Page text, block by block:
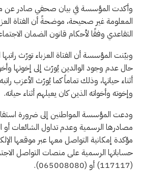
وأكدت المؤسسة في بيان صحفي صادر عن
المعلومة غير صحيحة، موضحةً أن الفتاة
التقاعدي وفقًا لأحكام قانون الضمان
وبيّنت المؤسسة أن الفتاة العزباء تورّث راتبها
حال عدم وجود الوالدين يُورّث إلى إخوتها
أثناء حياتها، وذلك تماماً كما يُورّث الأعزب
وإخوته وأخواته الذين كان يعيلهم أثناء حياته.
ودعت المؤسسة المواطنين إلى ضرورة
مصادرها الرسمية وعدم تداول الشائعات أو
مؤكدة إمكانية التواصل معها عبر موقعها
حساباتها الرسمية على منصات التواصل
(117117) أو (065008080).